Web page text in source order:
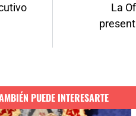
La
PUEDE INTERESARTE